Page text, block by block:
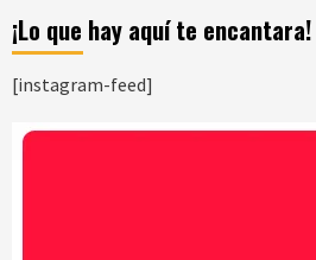
¡Lo que hay aquí te encantara!
[instagram-feed]